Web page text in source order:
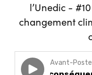
l’Unedic -
changement